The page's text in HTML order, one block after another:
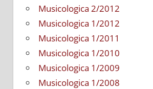
Musicologica 2/2012
Musicologica 1/2012
Musicologica 1/2011
Musicologica 1/2010
Musicologica 1/2009
Musicologica 1/2008